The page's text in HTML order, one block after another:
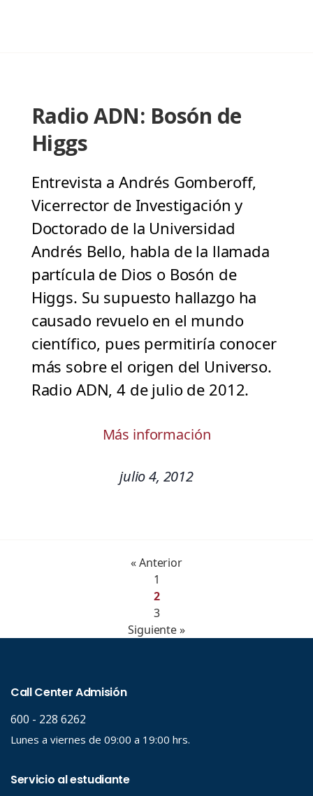
Radio ADN: Bosón de
Higgs
Entrevista a Andrés Gomberoff,
Vicerrector de Investigación y
Doctorado de la Universidad
Andrés Bello, habla de la llamada
partícula de Dios o Bosón de
Higgs. Su supuesto hallazgo ha
causado revuelo en el mundo
científico, pues permitiría conocer
más sobre el origen del Universo.
Radio ADN, 4 de julio de 2012.
Más información
julio 4, 2012
« Anterior
1
2
3
Siguiente »